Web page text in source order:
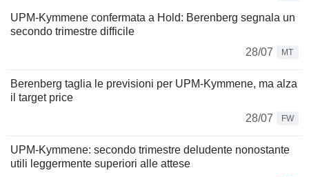
UPM-Kymmene confermata a Hold: Berenberg segnala un
secondo trimestre difficile
28/07
MT
Berenberg taglia le previsioni per UPM-Kymmene, ma alza
il target price
28/07
FW
UPM-Kymmene: secondo trimestre deludente nonostante
utili leggermente superiori alle attese